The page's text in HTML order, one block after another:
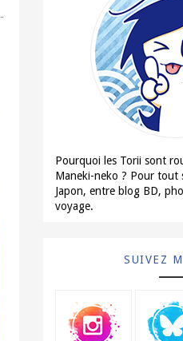
Pourquoi les Torii sont
Maneki-neko ? Pour tout
Japon, entre blog BD,
voyage.
SUIVEZ